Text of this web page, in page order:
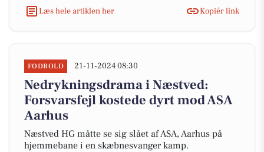
Læs hele artiklen her Kopiér link
FODBOLD 21-11-2024 08:30
Nedrykningsdrama i Næstved:
Forsvarsfejl kostede dyrt mod ASA
Aarhus
Næstved HG måtte se sig slået af ASA, Aarhus på
hjemmebane i en skæbnesvanger kamp.